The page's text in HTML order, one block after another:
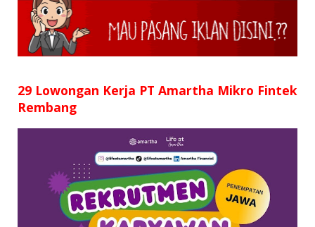
SMP
D3
SURAT LAMARAN
29 Lowongan Kerja PT Amartha Mikro Fintek
Rembang